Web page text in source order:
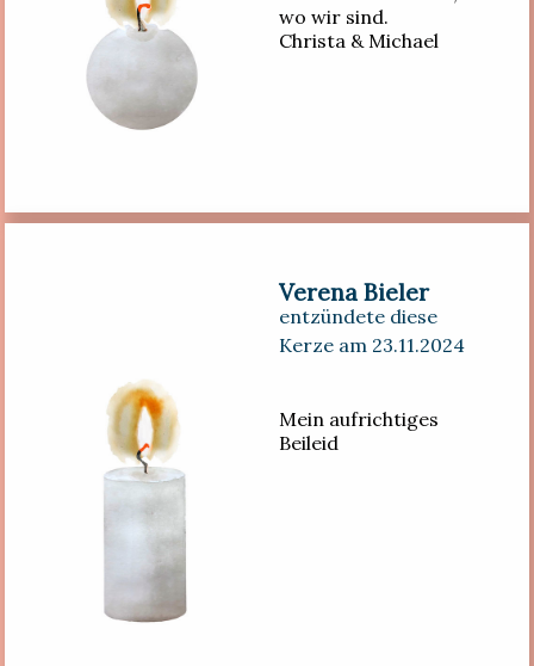
wo wir sind.
Christa & Michael
Verena Bieler
entzündete diese
Kerze am 23.11.2024
Mein aufrichtiges
Beileid